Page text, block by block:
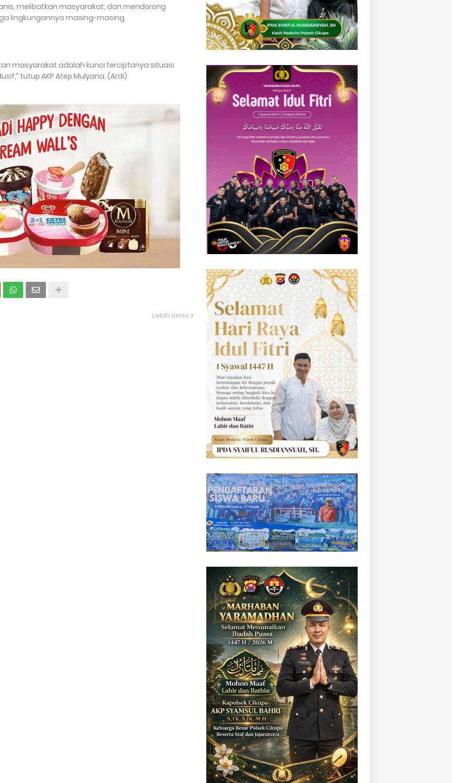
melibatkan masyarakat, dan mendorong
lingkungannya masing-masing
masyarakat adalah kunci terciptanya situasi
tutup AKP Atep Mulyana. (Ardi)
Lebih lama